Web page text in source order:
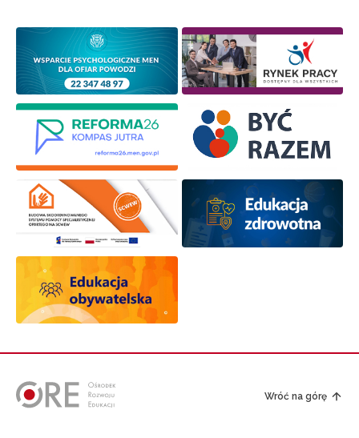
Wróć na górę